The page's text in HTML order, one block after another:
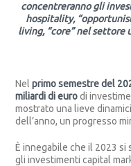
concentreranno gli
hospitality,
living, “core” nel settore
Nelprimo semestre del
miliardi di eurodi
mostrato una lieve
dell’anno, un progresso
È innegabile che il 2023
gli investimenti capital